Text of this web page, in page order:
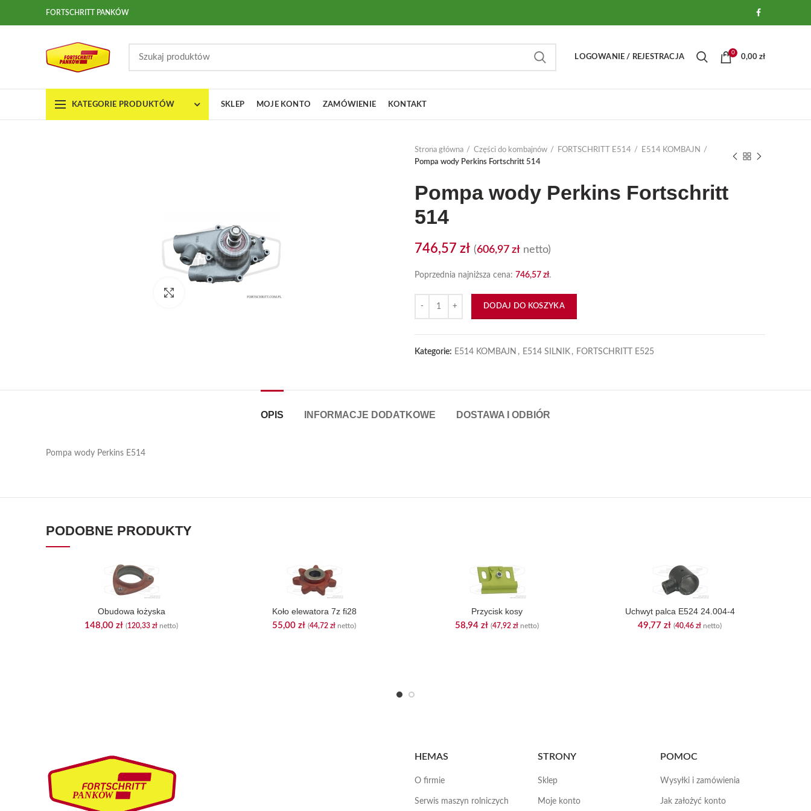
FORTSCHRITT PANKÓW
LOGOWANIE / REJESTRACJA
0
0,00 zł
KATEGORIE PRODUKTÓW SKLEP MOJE KONTO ZAMÓWIENIE KONTAKT
Strona główna Części do kombajnów FORTSCHRITT E514
E514 KOMBAJN
Pompa wody Perkins Fortschritt 514
Pompa wody Perkins Fortschritt
514
746,57 zł (606,97 zł netto)
Poprzednia najniższa cena: 746,57 zł.
DODAJ DO KOSZYKA
Kategorie: E514 KOMBAJN , E514 SILNIK , FORTSCHRITT E525
OPIS INFORMACJE DODATKOWE DOSTAWA I ODBIÓR
Pompa wody Perkins E514
PODOBNE PRODUKTY
Obudowa łożyska
148,00 zł (120,33 zł netto)
Koło elewatora 7z fi28
55,00 zł (44,72 zł netto)
Przycisk kosy
58,94 zł (47,92 zł netto)
Uchwyt palca E524 24.004-4
49,77 zł (40,46 zł netto)
HEMAS
O firmie
Serwis maszyn rolniczych
STRONY
Sklep
Moje konto
POMOC
Wysyłki i zamówienia
Jak założyć konto